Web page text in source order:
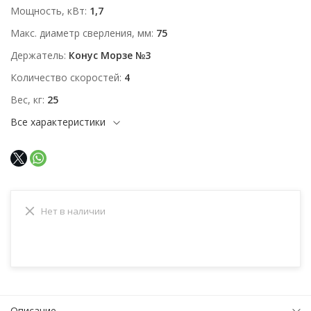
Мощность, кВт 1,7
Макс. диаметр сверления, мм 75
Держатель Конус Морзе №3
Количество скоростей 4
Вес, кг 25
Все характеристики
Нет в наличии